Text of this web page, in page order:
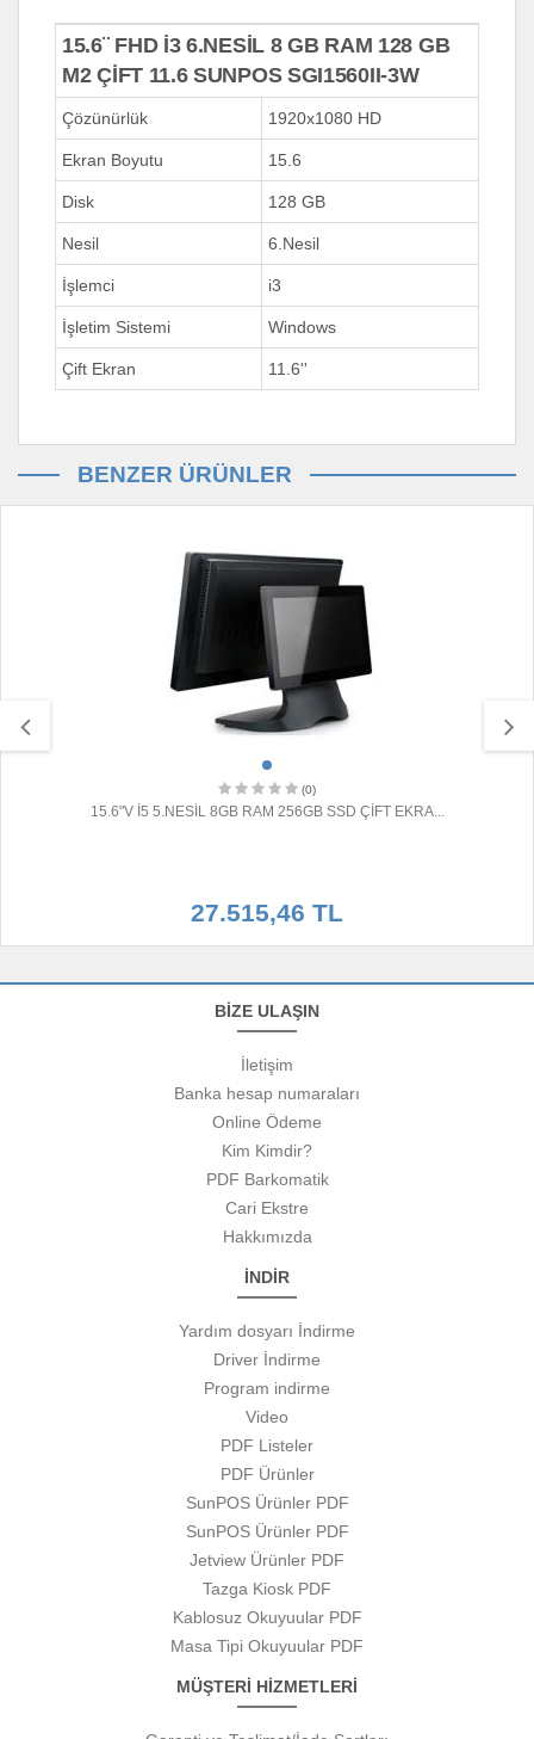
15.6¨ FHD İ3 6.NESİL 8 GB RAM 128 GB
M2 ÇİFT 11.6 SUNPOS SGI1560II-3W
Çözünürlük 1920x1080 HD
Ekran Boyutu 15.6
Disk 128 GB
Nesil 6.Nesil
İşlemci i3
İşletim Sistemi Windows
Çift Ekran 11.6''
BENZER ÜRÜNLER
(0)
15.6"V İ5 5.NESİL 8GB RAM 256GB SSD ÇİFT EKRA...
27.515,46 TL
BİZE ULAŞIN
İletişim
Banka hesap numaraları
Online Ödeme
Kim Kimdir?
PDF Barkomatik
Cari Ekstre
Hakkımızda
İNDİR
Yardım dosyarı İndirme
Driver İndirme
Program indirme
Video
PDF Listeler
PDF Ürünler
SunPOS Ürünler PDF
SunPOS Ürünler PDF
Jetview Ürünler PDF
Tazga Kiosk PDF
Kablosuz Okuyuular PDF
Masa Tipi Okuyuular PDF
MÜŞTERİ HİZMETLERİ